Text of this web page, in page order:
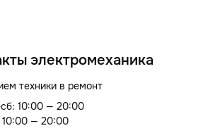
электромеханика
техники в ремонт
10:00 — 20:00
10:00 — 20:00